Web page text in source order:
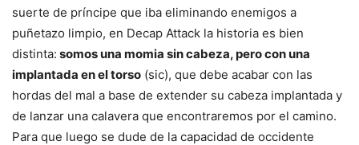
suerte de príncipe que iba eliminando enemigos a
puñetazo limpio, en Decap Attack la historia es bien
distinta: somos una momia sin cabeza, pero con una
implantada en el torso (sic), que debe acabar con las
hordas del mal a base de extender su cabeza implantada y
de lanzar una calavera que encontraremos por el camino.
Para que luego se dude de la capacidad de occidente